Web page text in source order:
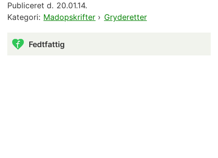
Publiceret d. 20.01.14.
Kategori: Madopskrifter › Gryderetter
Fedtfattig